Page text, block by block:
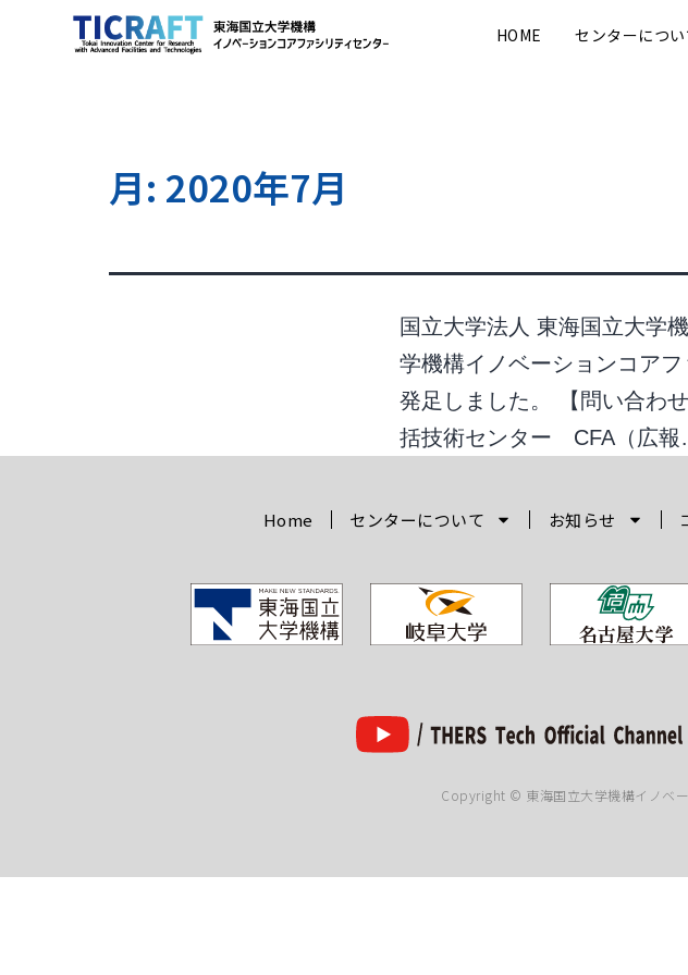
HOME センターについ
月: 2020年7月
国立大学法人 東海国立大学
学機構イノベーションコア
発足しました。 【問い合わ
括技術センター CFA（広
Home センターについて お知らせ
Copyright © 東海国立大学機構イノベ